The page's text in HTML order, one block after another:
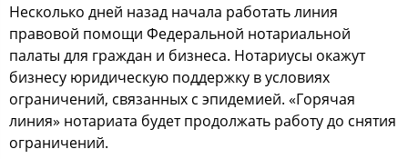
Несколько дней назад начала работать линия
правовой помощи Федеральной нотариальной
палаты для граждан и бизнеса. Нотариусы окажут
бизнесу юридическую поддержку в условиях
ограничений, связанных с эпидемией. «Горячая
линия» нотариата будет продолжать работу до снятия
ограничений.